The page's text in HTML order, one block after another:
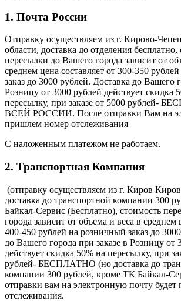
1. Почта России
Отправку осуществляем из г. Кирово-
области, доставка до отделения бесплатно,
пересылки до Вашего города зависит от
среднем цена составляет от 300-350
заказ до 3000 рублей. Доставка до Вашего
Розницу от 3000 рублей действует скидка
пересылку, при заказе от 5000 рублей-
ВСЕЙ РОССИИ. После отправки Вам на
пришлем номер отслеживания
С наложенным платежом не работаем.
2. Транспортная Компания
(отправку осуществляем из г. Киров
доставка до транспортной компании 300
Байкал-Сервис (Бесплатно), стоимость
города зависит от объема и веса в среднем
400-450 рублей на розничный заказ до
до Вашего города при заказе в Розницу от
действует скидка 50% на пересылку, при
рублей- БЕСПЛАТНО (но доставка до
компании 300 рублей, кроме ТК Байкал-
отправки вам на электронную почту будет
отслеживания.